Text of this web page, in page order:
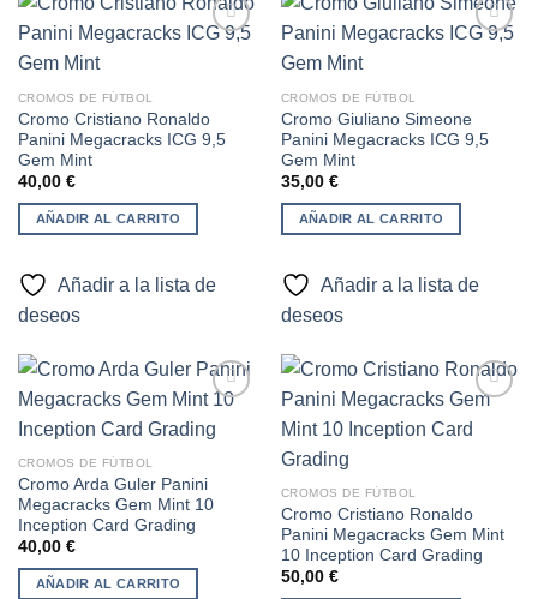
lista de
deseos
CROMOS DE FÚTBOL
Cromo Cristiano Ronaldo
Panini Megacracks ICG 9,5
Gem Mint
40,00 €
AÑADIR AL CARRITO
Añadir a la lista de
deseos
lista de
deseos
CROMOS DE FÚTBOL
Cromo Giuliano Simeone
Panini Megacracks ICG 9,5
Gem Mint
35,00 €
AÑADIR AL CARRITO
Añadir a la lista de
deseos
lista de
deseos
CROMOS DE FÚTBOL
Cromo Arda Guler Panini
Megacracks Gem Mint 10
Inception Card Grading
40,00 €
AÑADIR AL CARRITO
deseos
CROMOS DE FÚTBOL
Cromo Cristiano Ronaldo
Panini Megacracks Gem Mint
10 Inception Card Grading
50,00 €